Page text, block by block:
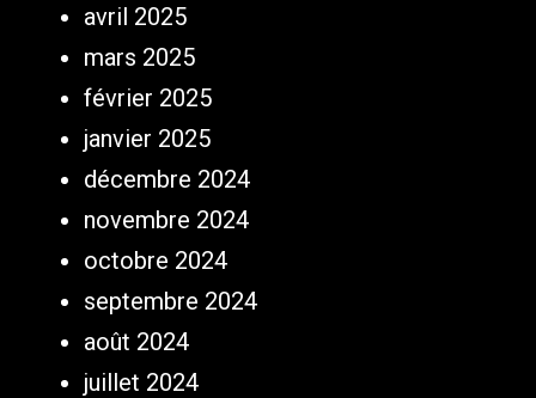
avril 2025
mars 2025
février 2025
janvier 2025
décembre 2024
novembre 2024
octobre 2024
septembre 2024
août 2024
juillet 2024